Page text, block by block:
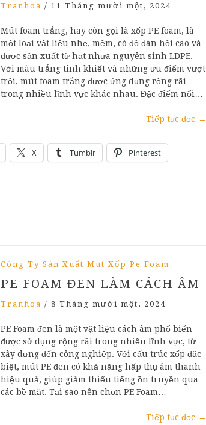
Tranhoa / 11 Tháng mười một, 2024
Mút foam trắng, hay còn gọi là xốp PE foam, là
một loại vật liệu nhẹ, mềm, có độ đàn hồi cao và
được sản xuất từ hạt nhựa nguyên sinh LDPE.
Với màu trắng tinh khiết và những ưu điểm vượt
trội, mút foam trắng được ứng dụng rộng rãi
trong nhiều lĩnh vực khác nhau. Đặc điểm nổi…
Tiếp tục đọc →
X Tumblr Pinterest
Công Ty Sản Xuất Mút Xốp Pe Foam
PE FOAM ĐEN LÀM CÁCH ÂM
Tranhoa / 8 Tháng mười một, 2024
PE Foam đen là một vật liệu cách âm phổ biến
được sử dụng rộng rãi trong nhiều lĩnh vực, từ
xây dựng đến công nghiệp. Với cấu trúc xốp đặc
biệt, mút PE đen có khả năng hấp thụ âm thanh
hiệu quả, giúp giảm thiểu tiếng ồn truyền qua
các bề mặt. Tại sao nên chọn PE Foam…
Tiếp tục đọc →